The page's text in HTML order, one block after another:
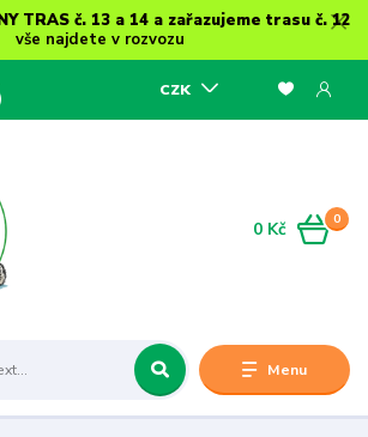
TRAS č. 13 a 14 a zařazujeme trasu č. 12
vše najdete v rozvozu
Menu
CZK
0
0 Kč